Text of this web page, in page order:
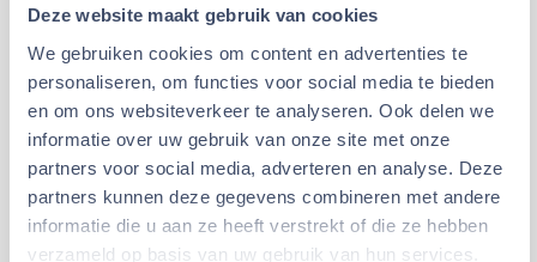
Deze website maakt gebruik van cookies
We gebruiken cookies om content en advertenties te
personaliseren, om functies voor social media te bieden
en om ons websiteverkeer te analyseren. Ook delen we
informatie over uw gebruik van onze site met onze
partners voor social media, adverteren en analyse. Deze
partners kunnen deze gegevens combineren met andere
informatie die u aan ze heeft verstrekt of die ze hebben
verzameld op basis van uw gebruik van hun services.
Afmetingen Kerstboom: 12 cm hoog, voetstuk 8 cm
breed
Afmetingen Kerstbord: 10 x 6 ( L x H )
Materiaal : Gebakken steen
Geschikt voor : Hamsterscaping voor kleine Knaagdieren
zoals Gerbils, Dwerghamsters, Muizen en Goudhamsters